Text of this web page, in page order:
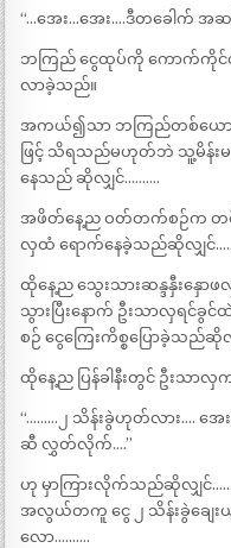
“…အေး…အေး….ဒီတခေါက် အဆ
ဘကြည် ငွေထုပ်ကို ကောက်ကို
လာခဲ့သည်။
အကယ်၍သာ ဘကြည်တစ်ယောက်
ဖြင့် သိရသည်မဟုတ်ဘဲ သူ့မိန်း
နေသည် ဆိုလျှင်……….
အဖိတ်နေ့ည ဝတ်တက်စဉ်က တ
လှထံ ရောက်နေခဲ့သည်ဆိုလျှင်
ထိုနေ့ည သွေးသားဆန္ဒနှီးနှောဖ
သွားပြီးနောက် ဦးသာလှရင်
စဉ် ငွေကြေးကိစ္စပြောခဲ့သည်ဆို
ထိုနေ့ည ပြန်ခါနီးတွင် ဦးသာလှ
“………၂ သိန်းခွဲဟုတ်လား…. အေ
ဆီ လွှတ်လိုက်….”
ဟု မှာကြားလိုက်သည်ဆိုလျှင်
အလွယ်တကူ ငွေ ၂ သိန်းခွဲချေ
လော……….